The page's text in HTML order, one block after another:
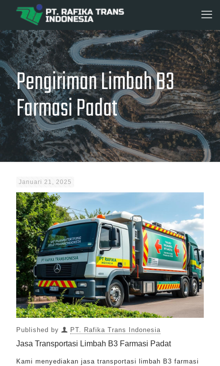
Pengiriman Limbah B3
Farmasi Padat
Januari 21, 2025
Published by PT. Rafika Trans Indonesia
Jasa Transportasi Limbah B3 Farmasi Padat
Kami menyediakan jasa transportasi limbah B3 farmasi